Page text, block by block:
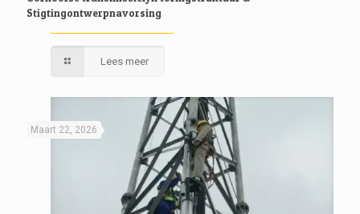
Stigtingontwerpnavorsing
Lees meer
Maart 22, 2026